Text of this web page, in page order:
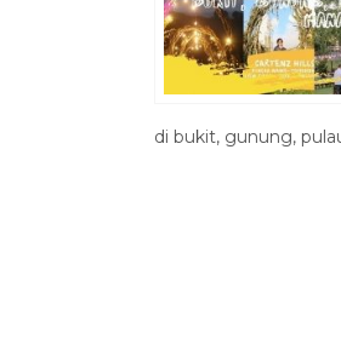
di bukit, gunung,